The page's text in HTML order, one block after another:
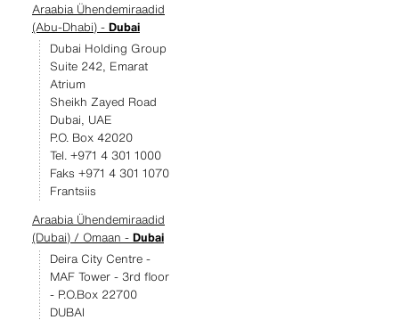
Araabia Ühendemiraadid
(Abu-Dhabi) - Dubai
Dubai Holding Group
Suite 242, Emarat
Atrium
Sheikh Zayed Road
Dubai, UAE
P.O. Box 42020
Tel. +971 4 301 1000
Faks +971 4 301 1070
Frantsiis
Araabia Ühendemiraadid
(Dubai) / Omaan - Dubai
Deira City Centre -
MAF Tower - 3rd floor
- P.O.Box 22700
DUBAI